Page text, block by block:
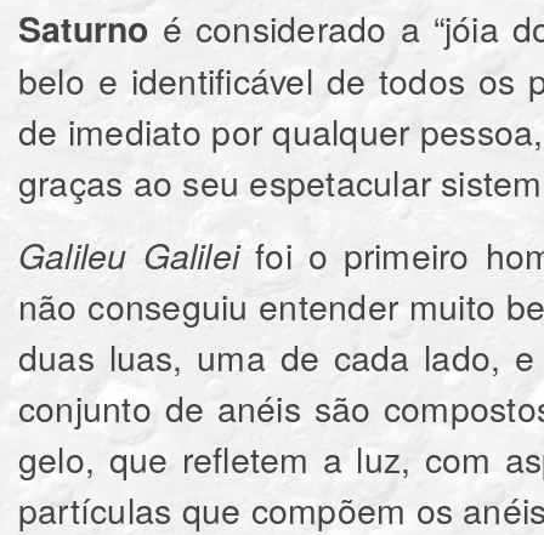
Saturno é considerado a “jóia
belo e identificável de todos os
de imediato por qualquer
graças ao seu espetacular
Galileu Galileifoi o primeiro
não conseguiu entender muito
duas luas, uma de cada lado,
conjunto de anéis são
gelo, que refletem a luz, com
partículas que compõem os